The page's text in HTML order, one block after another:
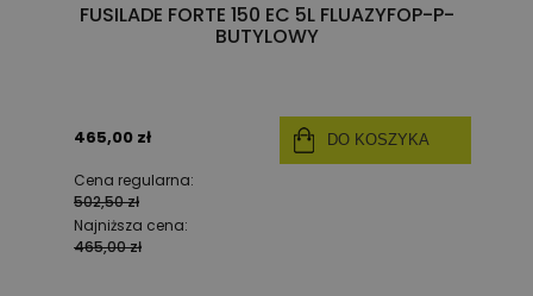
FUSILADE FORTE 150 EC 5L FLUAZYFOP-P-
BUTYLOWY
465,00 zł
Cena regularna:
502,50 zł
Najniższa cena:
465,00 zł
DO KOSZYKA